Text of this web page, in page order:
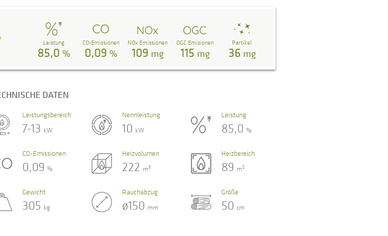
Leistung
85,0 %
CO-Emissionen
0,09 %
NOx Emissionen
109 mg
OGC Emisionen
115 mg
Partikel
36 mg
DATEN
Leistungsbereich
7-13 kW
Nennleistung
10 kW
Leistung
85,0%
CO-Emissionen
0,09 %
Heizvolumen
222 m3
Heizbereich
89 m2
Gewicht
305 kg
Rauchabzug
ø150 mm
Größe
50cm